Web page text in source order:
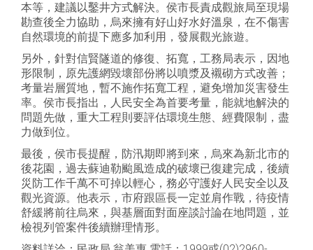
本等，建議以鑿井方式解決。侯市長責成觀旅局至現場
勘查後全力協助，烏來擁有好山好水好溫泉，在不傷害
自然環境的前提下應多加利用，發展觀光旅遊。
另外，針對信賢隧道的修復、拓寬，工務局表示，因地
形限制，原先護網毀壞部份將以噴漿及襯砌方式改善；
考量岩層質地，暫不施作拓寬工程，避免增加災害發生
率。侯市長指出，人民安全為首要考量，能就地解決的
問題先做，重大工程則要評估環境生態、經費限制，盡
力做到位。
最後，侯市長提醒，防汛期即將到來，烏來為新北市的
後花園，過去蘇迪勒颱風造成的破壞已復建完成，後續
災防工作千萬不可掉以輕心，務必守護好人民安全以及
觀光資源。他表示，市府跟區長一定並肩作戰，待疫情
舒緩將前往烏來，與基層面對面座談討論在地問題，並
檢視列管案件後續辦理情形。